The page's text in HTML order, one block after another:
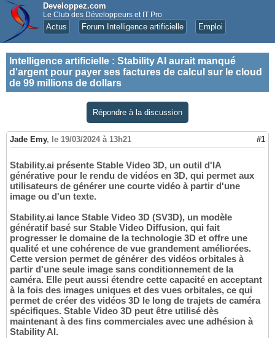
Developpez.com
Le Club des Développeurs et IT Pro
Actus Forum Intelligence artificielle Emploi
Intelligence artificielle : Stability AI aurait manqué
d'argent pour payer ses factures de calcul sur le cloud
de 99 millions de dollars
Répondre à la discussion
Jade Emy, le 19/03/2024 à 13h21 #1
Stability.ai présente Stable Video 3D, un outil d'IA
générative pour le rendu de vidéos en 3D, qui permet aux
utilisateurs de générer une courte vidéo à partir d'une
image ou d'un texte.
Stability.ai lance Stable Video 3D (SV3D), un modèle
génératif basé sur Stable Video Diffusion, qui fait
progresser le domaine de la technologie 3D et offre une
qualité et une cohérence de vue grandement améliorées.
Cette version permet de générer des vidéos orbitales à
partir d'une seule image sans conditionnement de la
caméra. Elle peut aussi étendre cette capacité en acceptant
à la fois des images uniques et des vues orbitales, ce qui
permet de créer des vidéos 3D le long de trajets de caméra
spécifiques. Stable Video 3D peut être utilisé dès
maintenant à des fins commerciales avec une adhésion à
Stability AI.